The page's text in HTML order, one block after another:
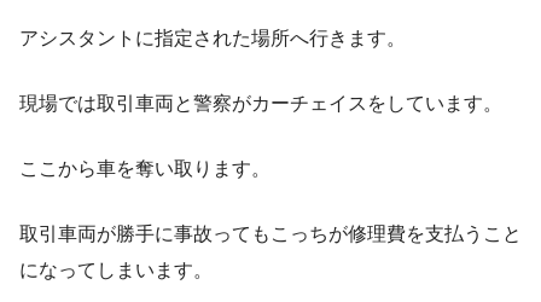
アシスタントに指定された場所へ行きます。
現場では取引車両と警察がカーチェイスをしています。
ここから車を奪い取ります。
取引車両が勝手に事故ってもこっちが修理費を支払うこと
になってしまいます。